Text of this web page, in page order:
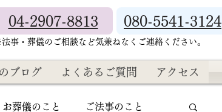
04-2907-8813 080-5541-3124
事・葬儀のご相談など気兼ねなくご連絡ください。
ブログ よくあるご質問 アクセス
お葬儀のこと ご法事のこと